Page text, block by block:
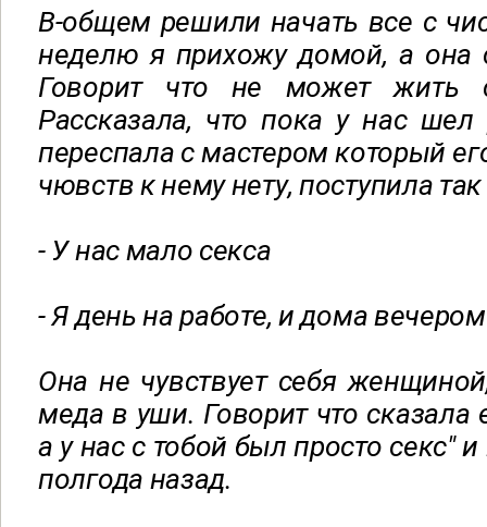
В-общем решили начать все с
неделю я прихожу домой, а она
Говорит что не может жить
Рассказала, что пока у нас
переспала с мастером который
чювств к нему нету, поступила
- У нас мало секса
- Я день на работе, и дома
Она не чувствует себя
меда в уши. Говорит что
а у нас с тобой был просто секс"
полгода назад.